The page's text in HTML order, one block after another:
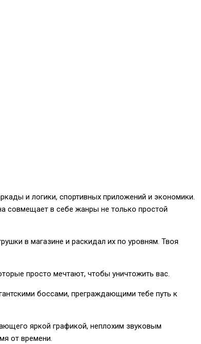
и логики, спортивных приложений и экономики.
совмещает в себе жанры не только простой
в магазине и раскидал их по уровням. Твоя
просто мечтают, чтобы уничтожить вас.
боссами, преграждающими тебе путь к
яркой графикой, неплохим звуковым
от времени.